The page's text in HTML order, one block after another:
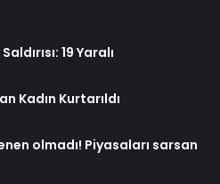
19 Yaralı
Kadın Kurtarıldı
olmadı! Piyasaları sarsan